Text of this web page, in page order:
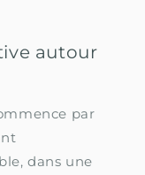
autour
par
dans une